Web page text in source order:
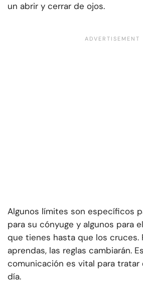
un abrir y cerrar de ojos.
Algunos límites son específicos
para su cónyuge y algunos para
que tienes hasta que los cruces.
aprendas, las reglas cambiarán.
comunicación es vital para tratar
día.